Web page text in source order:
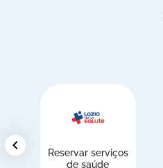
chevron_left
Reservar serviços
de saúde